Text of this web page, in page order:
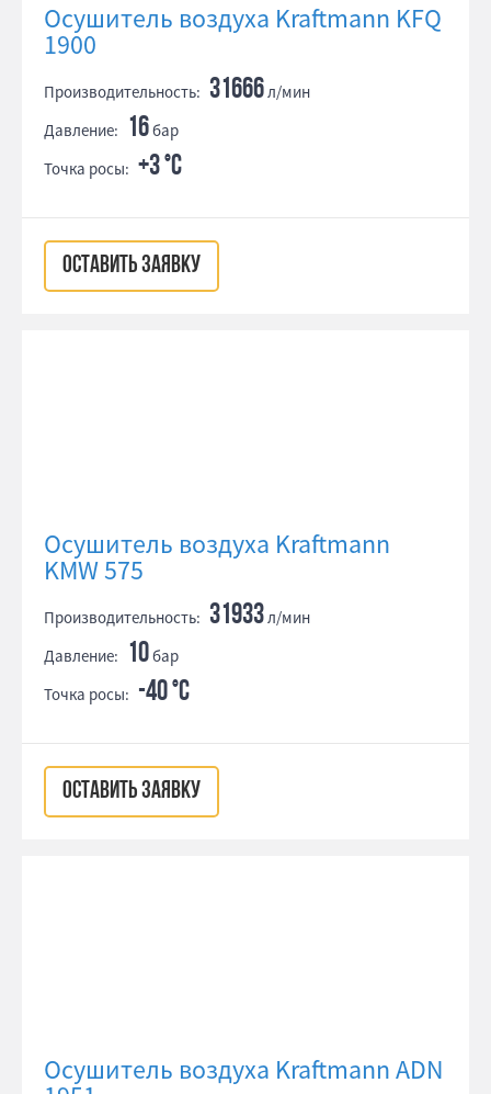
Осушитель воздуха Kraftmann KFQ
1900
Производительность: 31666л/мин
Давление: 16бар
Точка росы: +3 °С
ОСТАВИТЬ ЗАЯВКУ
Осушитель воздуха Kraftmann
KMW 575
Производительность: 31933л/мин
Давление: 10бар
Точка росы: -40 °С
ОСТАВИТЬ ЗАЯВКУ
Осушитель воздуха Kraftmann ADN